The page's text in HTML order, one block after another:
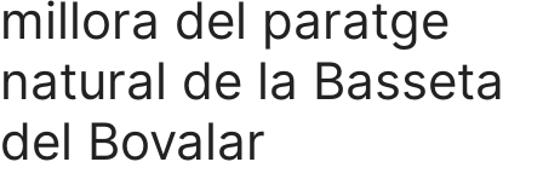
millora del paratge
natural de la Basseta
del Bovalar